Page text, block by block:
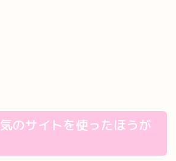
のサイトを使ったほうが